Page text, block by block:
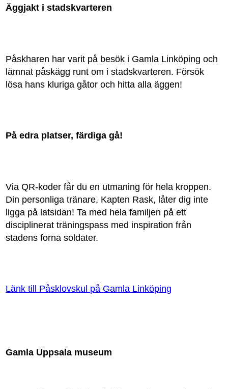
Äggjakt i stadskvarteren
Påskharen har varit på besök i Gamla Linköping och
lämnat påskägg runt om i stadskvarteren. Försök
lösa hans kluriga gåtor och hitta alla äggen!
På edra platser, färdiga gå!
Via QR-koder får du en utmaning för hela kroppen.
Din personliga tränare, Kapten Rask, låter dig inte
ligga på latsidan! Ta med hela familjen på ett
disciplinerat träningspass med inspiration från
stadens forna soldater.
Länk till Påsklovskul på Gamla Linköping
Gamla Uppsala museum